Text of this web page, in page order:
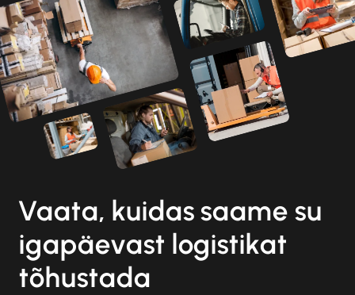
Vaata, kuidas saame su
igapäevast logistikat
tõhustada